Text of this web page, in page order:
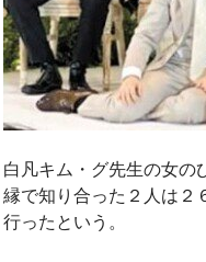
白凡キム・グ先生の女の
縁で知り合った２人は２
行ったという。